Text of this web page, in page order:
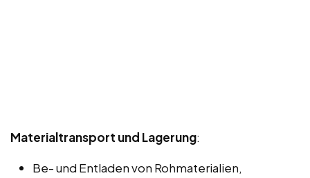
Materialtransport und Lagerung:
Be- und Entladen von Rohmaterialien,